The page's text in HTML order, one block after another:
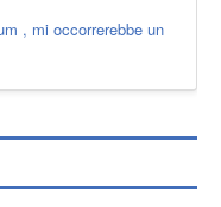
, mi occorrerebbe un